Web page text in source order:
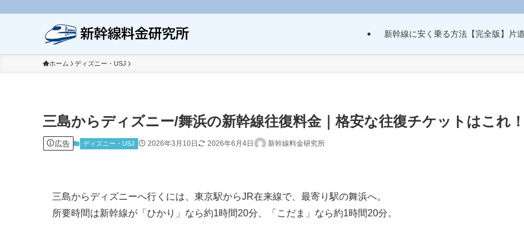
新幹線に安く乗る方法【完全版】片
ホーム ディズニー・USJ
三島からディズニー/舞浜の新幹線往復料金｜格安な往復チケットはこれ！
広告 ディズニー・USJ 2026年3月10日 2026年6月4日 新幹線料金研究所
三島からディズニーへ行くには、東京駅からJR在来線で、最寄り駅の舞浜へ。
所要時間は新幹線が「ひかり」なら約1時間20分、「こだま」なら約1時間20分。